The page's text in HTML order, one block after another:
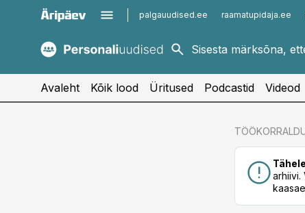
palgauudised.ee raamatupidaja.ee
kaubandus.ee
kinnisvarauudised.ee
imelineajalugu.ee
Avaleht Kõik lood Üritused Podcastid Videod
arhiivi.